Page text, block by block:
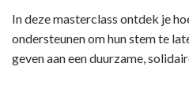
In deze masterclass ontdek je
ondersteunen om hun stem te
geven aan een duurzame,